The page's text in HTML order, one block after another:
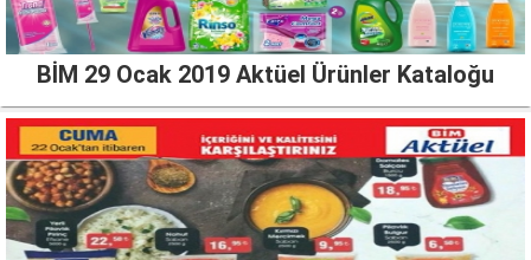
BİM 29 Ocak 2019 Aktüel Ürünler Kataloğu